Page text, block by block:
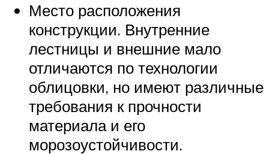
Место расположения
конструкции. Внутренние
лестницы и внешние мало
отличаются по технологии
облицовки, но имеют различные
требования к прочности
материала и его
морозоустойчивости.